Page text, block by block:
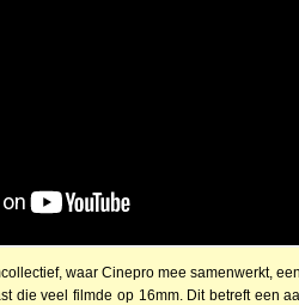
waar Cinepro mee samenwerkt,
die veel filmde op 16mm. Dit betreft een